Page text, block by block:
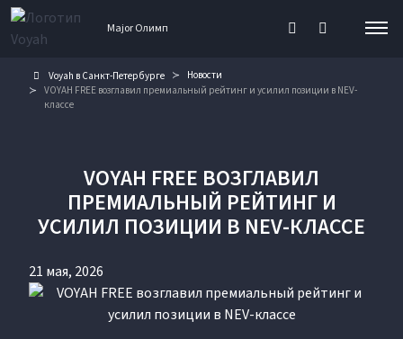
Major Олимп
Voyah в Санкт-Петербурге
Новости
VOYAH FREE возглавил премиальный рейтинг и усилил позиции в NEV-
классе
VOYAH FREE ВОЗГЛАВИЛ
ПРЕМИАЛЬНЫЙ РЕЙТИНГ И
УСИЛИЛ ПОЗИЦИИ В NEV-КЛАССЕ
21 мая, 2026